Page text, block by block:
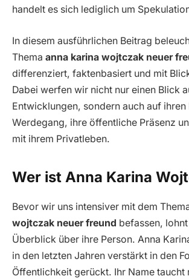
handelt es sich lediglich um
In diesem ausführlichen Beitrag
Thema anna karina wojtczak neuer
differenziert, faktenbasiert und mit
Dabei werfen wir nicht nur einen Blick
Entwicklungen, sondern auch auf
Werdegang, ihre öffentliche Präsenz
mit ihrem Privatleben.
Wer ist Anna Karina
Bevor wir uns intensiver mit dem
wojtczak neuer freund befassen,
Überblick über ihre Person. Anna
in den letzten Jahren verstärkt in den
Öffentlichkeit gerückt. Ihr Name taucht